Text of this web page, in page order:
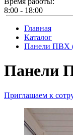
8:00 - 18:00
Главная
Каталог
Панели ПВХ
Панели
Приглашаем к